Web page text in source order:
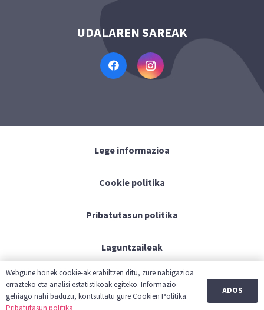
UDALAREN SAREAK
Lege informazioa
Cookie politika
Pribatutasun politika
Laguntzaileak
Kontaktua
Webgune honek cookie-ak erabiltzen ditu, zure nabigazioa
errazteko eta analisi estatistikoak egiteko. Informazio
gehiago nahi baduzu, kontsultatu gure Cookien Politika.
ADOS